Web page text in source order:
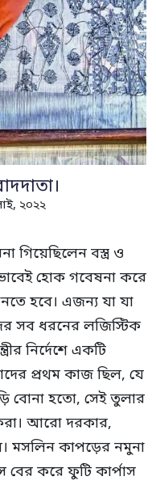
২০২২
গিয়েছিলেন বস্ত্র ও
হোক গবেষনা করে
হবে। এজন্য যা যা
সব ধরনের লজিস্টিক
নির্দেশে একটি
প্রথম কাজ ছিল, যে
বোনা হতো, সেই তুলার
আরো দরকার,
মসলিন কাপড়ের নমুনা
করে ফুটি কার্পাস